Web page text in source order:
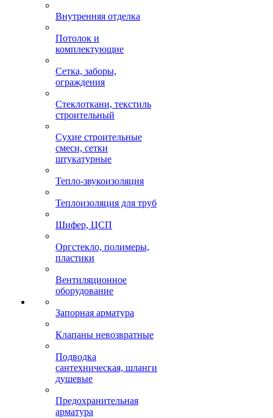
Внутренняя отделка
Потолок и
комплектующие
Сетка, заборы,
ограждения
Стеклоткани, текстиль
строительный
Сухие строительные
смеси, сетки
штукатурные
Тепло-звукоизоляция
Теплоизоляция для труб
Шифер, ЦСП
Оргстекло, полимеры,
пластики
Вентиляционное
оборудование
Запорная арматура
Клапаны невозвратные
Подводка
сантехническая, шланги
душевые
Предохранительная
арматура